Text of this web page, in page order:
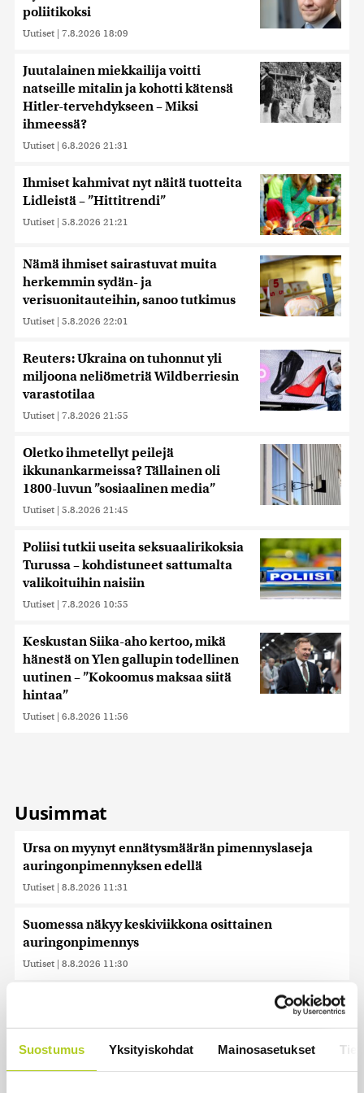
Suostumus Yksityiskohdat Mainosasetukset
poliitikoksi
Uutiset | 7.8.2026 18:09
Juutalainen miekkailija voitti
natseille mitalin ja kohotti kätensä
Hitler-tervehdykseen – Miksi
ihmeessä?
Uutiset | 6.8.2026 21:31
Ihmiset kahmivat nyt näitä tuotteita
Lidleistä – ”Hittitrendi”
Uutiset | 5.8.2026 21:21
Nämä ihmiset sairastuvat muita
herkemmin sydän- ja
verisuonitauteihin, sanoo tutkimus
Uutiset | 5.8.2026 22:01
Reuters: Ukraina on tuhonnut yli
miljoona neliömetriä Wildberriesin
varastotilaa
Uutiset | 7.8.2026 21:55
Oletko ihmetellyt peilejä
ikkunankarmeissa? Tällainen oli
1800-luvun ”sosiaalinen media”
Uutiset | 5.8.2026 21:45
Poliisi tutkii useita seksuaalirikoksia
Turussa – kohdistuneet sattumalta
valikoituihin naisiin
Uutiset | 7.8.2026 10:55
Keskustan Siika-aho kertoo, mikä
hänestä on Ylen gallupin todellinen
uutinen – ”Kokoomus maksaa siitä
hintaa”
Uutiset | 6.8.2026 11:56
Uusimmat
Ursa on myynyt ennätysmäärän pimennyslaseja
auringonpimennyksen edellä
Uutiset | 8.8.2026 11:31
Suomessa näkyy keskiviikkona osittainen
auringonpimennys
Uutiset | 8.8.2026 11:30
Haaparantaan, mutta matka taitetaan kuivin suin